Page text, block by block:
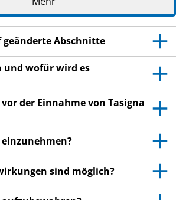
wurde Ihnen persönlich
Geben Sie es nicht an Dritte weiter.
Menschen schaden, auch wenn
Beschwerden haben wie Sie.
bemerken, wenden Sie
oder Apotheker. Dies gilt auch
die nicht in dieser
angegeben sind. Siehe Abschnitt
geänderte Abschnitte
und wofür wird es
der Einnahme von Tasigna
einzunehmen?
sind möglich?